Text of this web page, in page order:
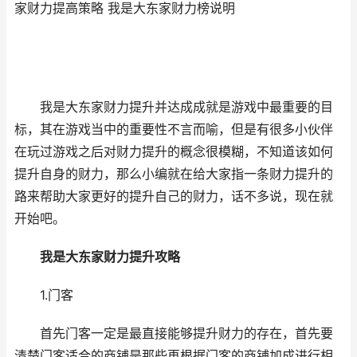
家财力提高策略 我是大东家财力榜说明
我是大东家财力提升并达成成就是游戏中最重要的目
标，其在游戏当中的重要性不言而喻，但是有很多小伙伴
在玩过游戏之后对财力提升的概念很模糊，不知道该如何
提升自身的财力，那么小编就在给大家指一条财力提升的
路来帮助大家更好的提升自己的财力，话不多说，现在就
开始吧。
我是大东家财力提升攻略
1.门客
首先门客一定是最直接能够提升财力的存在，首先要